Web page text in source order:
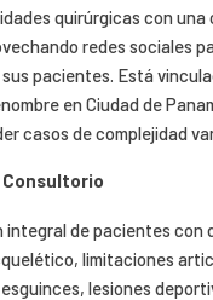
quirúrgicas con una
redes sociales
pacientes. Está
en Ciudad de
casos de complejidad
integral de pacientes con
limitaciones
lesiones